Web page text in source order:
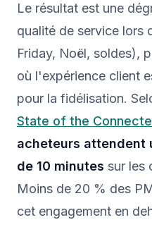
Le résultat est une
qualité de service lors
Friday, Noël, soldes),
où l'expérience client
pour la fidélisation.
State of the
acheteurs attendent
de 10 minutes sur les
Moins de 20 % des
cet engagement en